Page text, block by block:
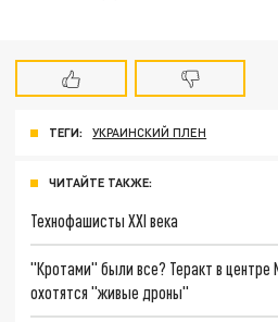
ТЕГИ: УКРАИНСКИЙ ПЛЕН
ЧИТАЙТЕ ТАКЖЕ:
Технофашисты XXI века
"Кротами" были все? Теракт в центре
охотятся "живые дроны"